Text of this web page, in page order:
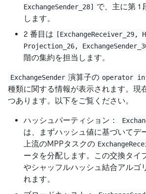
ExchangeSender_28]
で、主に第 1
します。
2 番目は
[ExchangeReceiver_29,
Projection_26,
階の集約を担当します。
ExchangeSender 演算子の operator
種類に関する情報が表示されます。現
つあります。以下をご覧ください。
ハッシュパーティション：
は、まずハッシュ値に基づいてデ
上流のMPPタスクの
ータを分配します。この交換タイ
やシャッフルハッシュ結合アルゴ
れます。